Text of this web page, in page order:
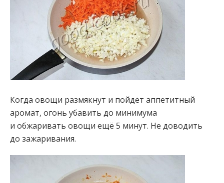
Когда овощи размякнут и пойдёт аппетитный
аромат, огонь убавить до минимума
и обжаривать овощи ещё 5 минут. Не доводить
до зажаривания.